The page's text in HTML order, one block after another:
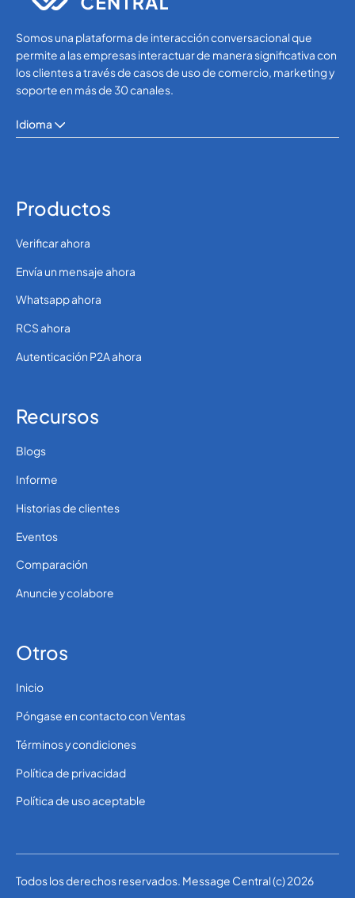
Somos una plataforma de interacción conversacional que
permite a las empresas interactuar de manera significativa con
los clientes a través de casos de uso de comercio, marketing y
soporte en más de 30 canales.
Idioma
Productos
Verificar ahora
Envía un mensaje ahora
Whatsapp ahora
RCS ahora
Autenticación P2A ahora
Recursos
Blogs
Informe
Historias de clientes
Eventos
Comparación
Anuncie y colabore
Otros
Inicio
Póngase en contacto con Ventas
Términos y condiciones
Política de privacidad
Política de uso aceptable
Todos los derechos reservados. Message Central (c) 2026